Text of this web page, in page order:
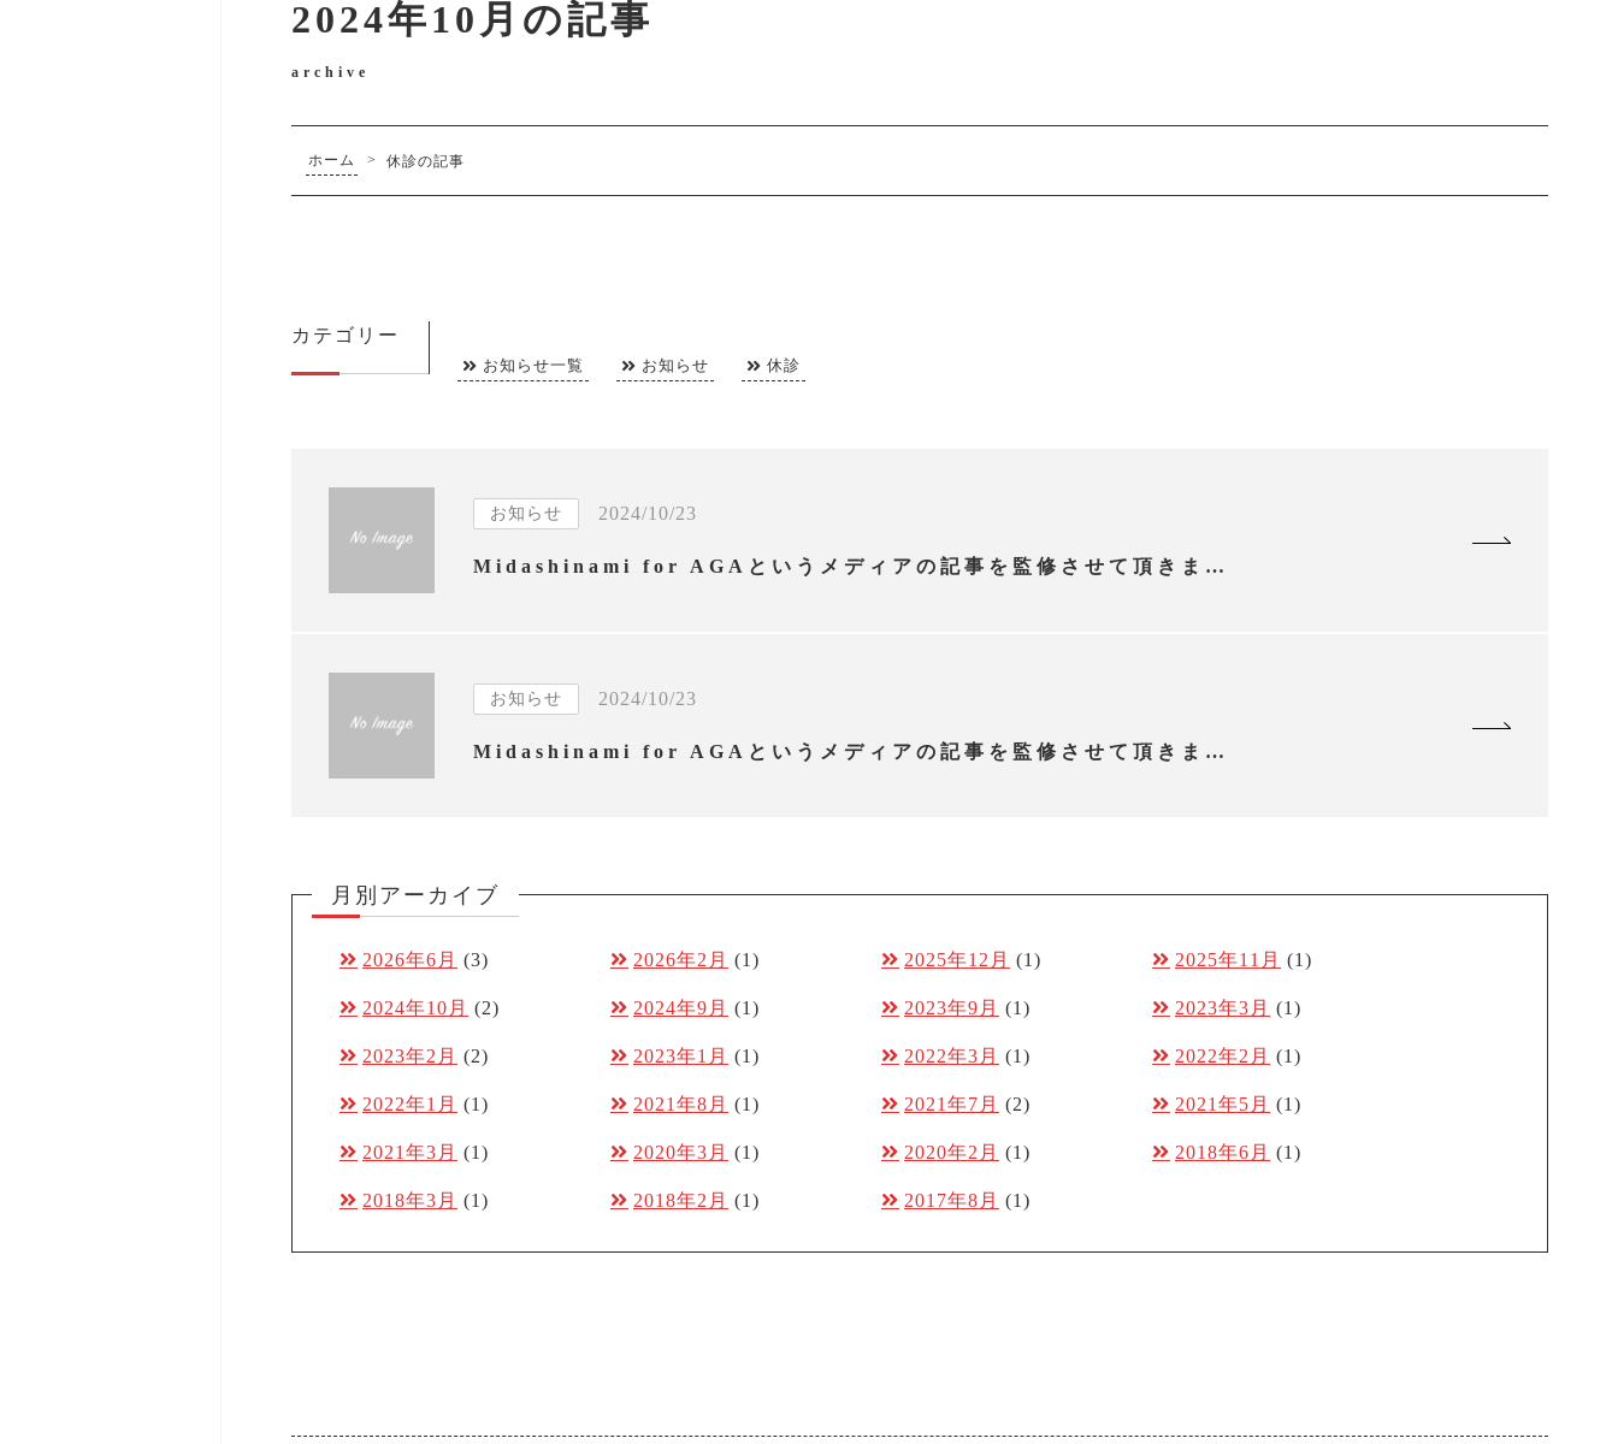
2024年10月の記事
archive
ホーム > 休診の記事
カテゴリー
お知らせ一覧 お知らせ 休診
お知らせ 2024/10/23
Midashinami for AGAというメディアの記事を監修させて頂きました。
お知らせ 2024/10/23
Midashinami for AGAというメディアの記事を監修させて頂きました。
月別アーカイブ
2026年6月 (3) 2026年2月 (1) 2025年12月 (1) 2025年11月 (1)
2024年10月 (2) 2024年9月 (1) 2023年9月 (1) 2023年3月 (1)
2023年2月 (2) 2023年1月 (1) 2022年3月 (1) 2022年2月 (1)
2022年1月 (1) 2021年8月 (1) 2021年7月 (2) 2021年5月 (1)
2021年3月 (1) 2020年3月 (1) 2020年2月 (1) 2018年6月 (1)
2018年3月 (1) 2018年2月 (1) 2017年8月 (1)